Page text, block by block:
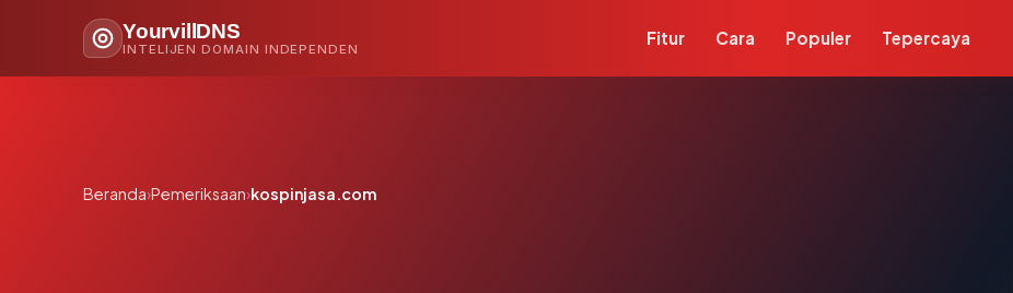
YourvillDNS
INTELIJEN DOMAIN INDEPENDEN
Fitur Cara Populer Tepercaya
Beranda›Pemeriksaan›kospinjasa.com